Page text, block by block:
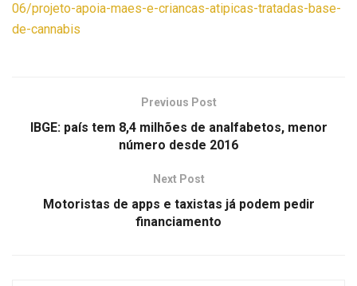
06/projeto-apoia-maes-e-criancas-atipicas-tratadas-base-
de-cannabis
Previous Post
IBGE: país tem 8,4 milhões de analfabetos, menor
número desde 2016
Next Post
Motoristas de apps e taxistas já podem pedir
financiamento